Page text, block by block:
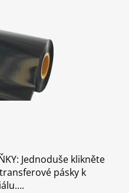
Jednoduše klikněte
pásky k